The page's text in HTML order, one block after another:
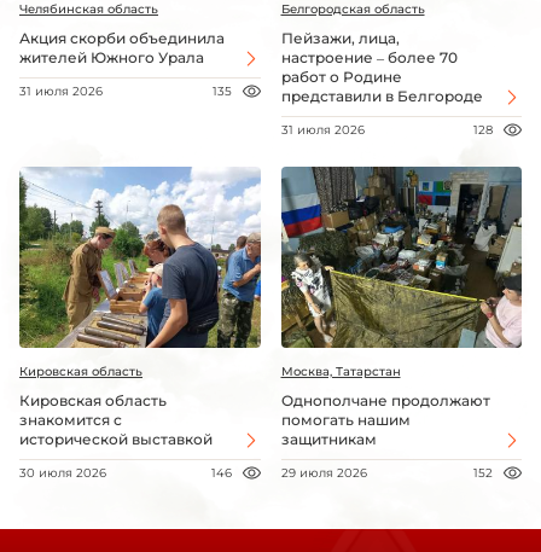
Челябинская область
Акция скорби объединила
жителей Южного Урала
31 июля 2026 135
Белгородская область
Пейзажи, лица,
настроение – более 70
работ о Родине
представили в Белгороде
31 июля 2026 128
Кировская область
Кировская область
знакомится с
исторической выставкой
30 июля 2026 146
Москва, Татарстан
Однополчане продолжают
помогать нашим
защитникам
29 июля 2026 152